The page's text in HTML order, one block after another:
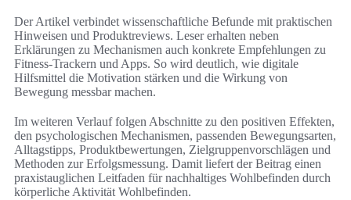
Der Artikel verbindet wissenschaftliche Befunde mit praktischen
Hinweisen und Produktreviews. Leser erhalten neben
Erklärungen zu Mechanismen auch konkrete Empfehlungen zu
Fitness-Trackern und Apps. So wird deutlich, wie digitale
Hilfsmittel die Motivation stärken und die Wirkung von
Bewegung messbar machen.
Im weiteren Verlauf folgen Abschnitte zu den positiven Effekten,
den psychologischen Mechanismen, passenden Bewegungsarten,
Alltagstipps, Produktbewertungen, Zielgruppenvorschlägen und
Methoden zur Erfolgsmessung. Damit liefert der Beitrag einen
praxistauglichen Leitfaden für nachhaltiges Wohlbefinden durch
körperliche Aktivität Wohlbefinden.